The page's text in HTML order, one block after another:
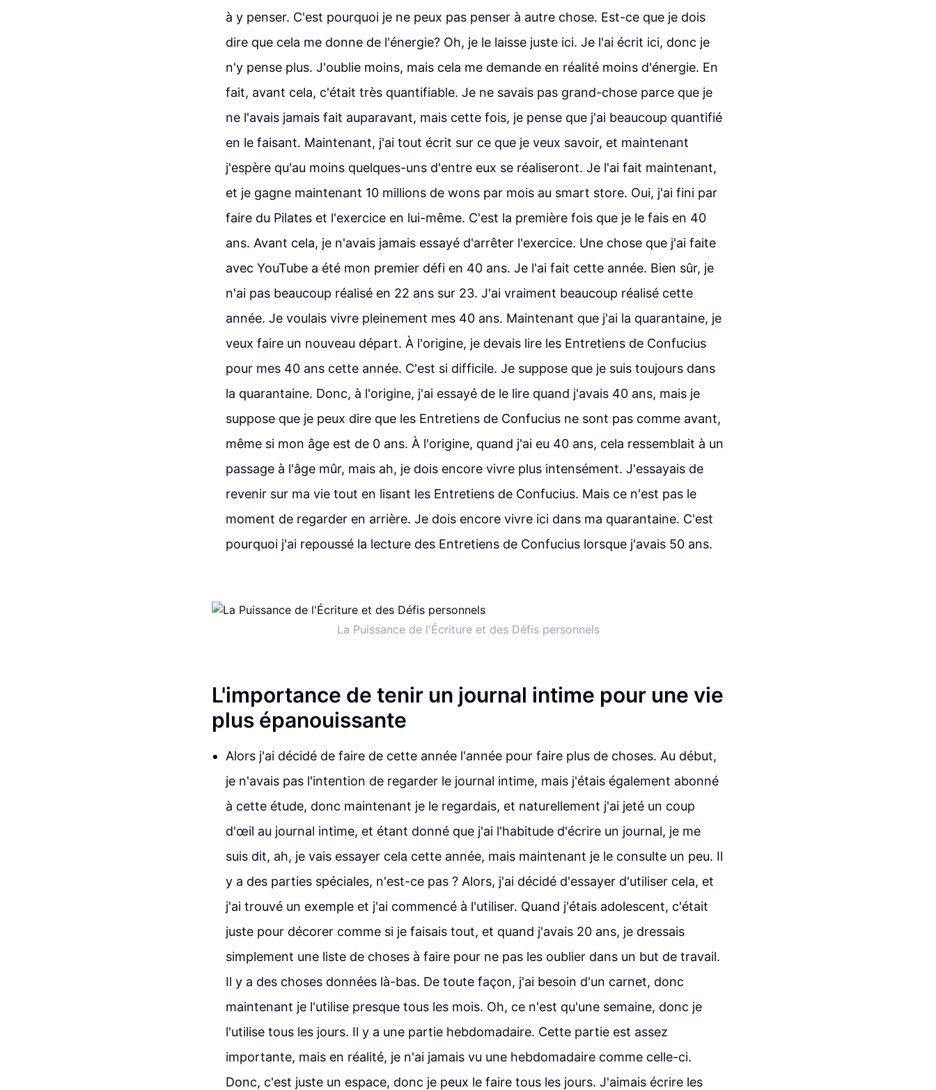
à y penser. C'est pourquoi je ne peux pas penser à autre chose. Est-ce que je dois
dire que cela me donne de l'énergie? Oh, je le laisse juste ici. Je l'ai écrit ici, donc je
n'y pense plus. J'oublie moins, mais cela me demande en réalité moins d'énergie. En
fait, avant cela, c'était très quantifiable. Je ne savais pas grand-chose parce que je
ne l'avais jamais fait auparavant, mais cette fois, je pense que j'ai beaucoup quantifié
en le faisant. Maintenant, j'ai tout écrit sur ce que je veux savoir, et maintenant
j'espère qu'au moins quelques-uns d'entre eux se réaliseront. Je l'ai fait maintenant,
et je gagne maintenant 10 millions de wons par mois au smart store. Oui, j'ai fini par
faire du Pilates et l'exercice en lui-même. C'est la première fois que je le fais en 40
ans. Avant cela, je n'avais jamais essayé d'arrêter l'exercice. Une chose que j'ai faite
avec YouTube a été mon premier défi en 40 ans. Je l'ai fait cette année. Bien sûr, je
n'ai pas beaucoup réalisé en 22 ans sur 23. J'ai vraiment beaucoup réalisé cette
année. Je voulais vivre pleinement mes 40 ans. Maintenant que j'ai la quarantaine, je
veux faire un nouveau départ. À l'origine, je devais lire les Entretiens de Confucius
pour mes 40 ans cette année. C'est si difficile. Je suppose que je suis toujours dans
la quarantaine. Donc, à l'origine, j'ai essayé de le lire quand j'avais 40 ans, mais je
suppose que je peux dire que les Entretiens de Confucius ne sont pas comme avant,
même si mon âge est de 0 ans. À l'origine, quand j'ai eu 40 ans, cela ressemblait à un
passage à l'âge mûr, mais ah, je dois encore vivre plus intensément. J'essayais de
revenir sur ma vie tout en lisant les Entretiens de Confucius. Mais ce n'est pas le
moment de regarder en arrière. Je dois encore vivre ici dans ma quarantaine. C'est
pourquoi j'ai repoussé la lecture des Entretiens de Confucius lorsque j'avais 50 ans.
La Puissance de l'Écriture et des Défis personnels
L'importance de tenir un journal intime pour une vie
plus épanouissante
Alors j'ai décidé de faire de cette année l'année pour faire plus de choses. Au début,
je n'avais pas l'intention de regarder le journal intime, mais j'étais également abonné
à cette étude, donc maintenant je le regardais, et naturellement j'ai jeté un coup
d'œil au journal intime, et étant donné que j'ai l'habitude d'écrire un journal, je me
suis dit, ah, je vais essayer cela cette année, mais maintenant je le consulte un peu. Il
y a des parties spéciales, n'est-ce pas ? Alors, j'ai décidé d'essayer d'utiliser cela, et
j'ai trouvé un exemple et j'ai commencé à l'utiliser. Quand j'étais adolescent, c'était
juste pour décorer comme si je faisais tout, et quand j'avais 20 ans, je dressais
simplement une liste de choses à faire pour ne pas les oublier dans un but de travail.
Il y a des choses données là-bas. De toute façon, j'ai besoin d'un carnet, donc
maintenant je l'utilise presque tous les mois. Oh, ce n'est qu'une semaine, donc je
l'utilise tous les jours. Il y a une partie hebdomadaire. Cette partie est assez
importante, mais en réalité, je n'ai jamais vu une hebdomadaire comme celle-ci.
Donc, c'est juste un espace, donc je peux le faire tous les jours. J'aimais écrire les